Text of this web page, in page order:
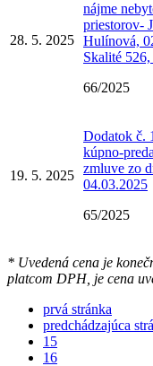
28. 5. 2025
nájme
priestorov-
Hulínová,
Skalité
66/2025
19. 5. 2025
Dodatok č.
kúpno-
zmluve zo
04.03.2025
65/2025
* Uvedená cena je
platcom DPH, je cena
prvá stránka
predchádzajúca
15
16